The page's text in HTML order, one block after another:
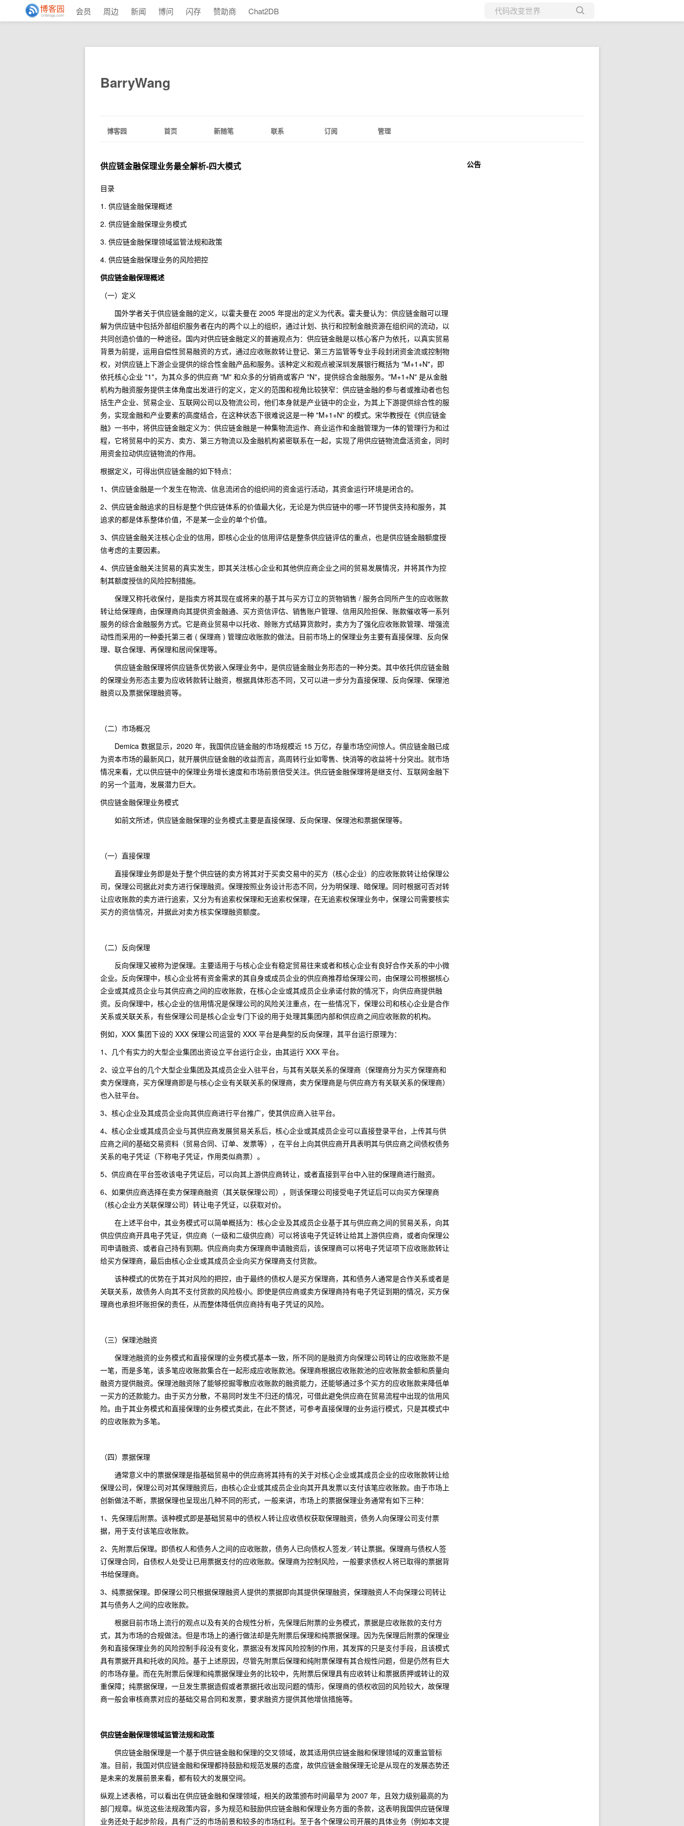
会员 周边 新闻 博问 闪存 赞助商 Chat2DB
当前博客
BarryWang
博客园 首页 新随笔 联系 订阅 管理
供应链金融保理业务最全解析-四大模式
目录
1. 供应链金融保理概述
2. 供应链金融保理业务模式
3. 供应链金融保理领域监管法规和政策
4. 供应链金融保理业务的风险把控
供应链金融保理概述
（一）定义
国外学者关于供应链金融的定义，以霍夫曼在 2005 年提出的定义为代表。霍夫曼认为：供应链金融可以理
解为供应链中包括外部组织服务者在内的两个以上的组织，通过计划、执行和控制金融资源在组织间的流动，以
共同创造价值的一种途径。国内对供应链金融定义的普遍观点为：供应链金融是以核心客户为依托，以真实贸易
背景为前提，运用自偿性贸易融资的方式，通过应收账款转让登记、第三方监管等专业手段封闭资金流或控制物
权，对供应链上下游企业提供的综合性金融产品和服务。该种定义和观点被深圳发展银行概括为 "M+1+N"，即
依托核心企业 "1"，为其众多的供应商 "M" 和众多的分销商或客户 "N"，提供综合金融服务。"M+1+N" 是从金融
机构为融资服务提供主体角度出发进行的定义，定义的范围和视角比较狭窄：供应链金融的参与者或推动者也包
括生产企业、贸易企业、互联网公司以及物流公司，他们本身就是产业链中的企业，为其上下游提供综合性的服
务，实现金融和产业要素的高度结合，在这种状态下很难说这是一种 "M+1+N" 的模式。宋华教授在《供应链金
融》一书中，将供应链金融定义为：供应链金融是一种集物流运作、商业运作和金融管理为一体的管理行为和过
程，它将贸易中的买方、卖方、第三方物流以及金融机构紧密联系在一起，实现了用供应链物流盘活资金，同时
用资金拉动供应链物流的作用。
根据定义，可得出供应链金融的如下特点：
1、供应链金融是一个发生在物流、信息流闭合的组织间的资金运行活动，其资金运行环境是闭合的。
2、供应链金融追求的目标是整个供应链体系的价值最大化，无论是为供应链中的哪一环节提供支持和服务，其
追求的都是体系整体价值，不是某一企业的单个价值。
3、供应链金融关注核心企业的信用，即核心企业的信用评估是整条供应链评估的重点，也是供应链金融额度授
信考虑的主要因素。
4、供应链金融关注贸易的真实发生，即其关注核心企业和其他供应商企业之间的贸易发展情况，并将其作为控
制其额度授信的风险控制措施。
保理又称托收保付，是指卖方将其现在或将来的基于其与买方订立的货物销售 / 服务合同所产生的应收账款
转让给保理商，由保理商向其提供资金融通、买方资信评估、销售账户管理、信用风险担保、账款催收等一系列
服务的综合金融服务方式。它是商业贸易中以托收、赊账方式结算货款时，卖方为了强化应收账款管理、增强流
动性而采用的一种委托第三者 ( 保理商 ) 管理应收账款的做法。目前市场上的保理业务主要有直接保理、反向保
理、联合保理、再保理和居间保理等。
供应链金融保理将供应链条优势嵌入保理业务中，是供应链金融业务形态的一种分类。其中依托供应链金融
的保理业务形态主要为应收转款转让融资，根据具体形态不同，又可以进一步分为直接保理、反向保理、保理池
融资以及票据保理融资等。
（二）市场概况
Demica 数据显示，2020 年，我国供应链金融的市场规模近 15 万亿，存量市场空间惊人。供应链金融已成
为资本市场的最新风口，就开展供应链金融的收益而言，高周转行业如零售、快消等的收益将十分突出。就市场
情况来看，尤以供应链中的保理业务增长速度和市场前景倍受关注。供应链金融保理将是继支付、互联网金融下
的另一个蓝海，发展潜力巨大。
供应链金融保理业务模式
如前文所述，供应链金融保理的业务模式主要是直接保理、反向保理、保理池和票据保理等。
（一）直接保理
直接保理业务即是处于整个供应链的卖方将其对于买卖交易中的买方（核心企业）的应收账款转让给保理公
司，保理公司据此对卖方进行保理融资。保理按照业务设计形态不同，分为明保理、暗保理。同时根据可否对转
让应收账款的卖方进行追索，又分为有追索权保理和无追索权保理，在无追索权保理业务中，保理公司需要核实
买方的资信情况，并据此对卖方核实保理融资额度。
（二）反向保理
反向保理又被称为逆保理。主要适用于与核心企业有稳定贸易往来或者和核心企业有良好合作关系的中小微
企业。反向保理中，核心企业将有资金需求的其自身或成员企业的供应商推荐给保理公司，由保理公司根据核心
企业或其成员企业与其供应商之间的应收账款，在核心企业或其成员企业承诺付款的情况下，向供应商提供融
资。反向保理中，核心企业的信用情况是保理公司的风险关注重点，在一些情况下，保理公司和核心企业是合作
关系或关联关系，有些保理公司是核心企业专门下设的用于处理其集团内部和供应商之间应收账款的机构。
例如，XXX 集团下设的 XXX 保理公司运营的 XXX 平台是典型的反向保理，其平台运行原理为：
1、几个有实力的大型企业集团出资设立平台运行企业，由其运行 XXX 平台。
2、设立平台的几个大型企业集团及其成员企业入驻平台，与其有关联关系的保理商（保理商分为买方保理商和
卖方保理商，买方保理商即是与核心企业有关联关系的保理商，卖方保理商是与供应商方有关联关系的保理商）
也入驻平台。
3、核心企业及其成员企业向其供应商进行平台推广，使其供应商入驻平台。
4、核心企业或其成员企业与其供应商发展贸易关系后，核心企业或其成员企业可以直接登录平台，上传其与供
应商之间的基础交易资料（贸易合同、订单、发票等），在平台上向其供应商开具表明其与供应商之间债权债务
关系的电子凭证（下称电子凭证，作用类似商票）。
5、供应商在平台签收该电子凭证后，可以向其上游供应商转让，或者直接到平台中入驻的保理商进行融资。
6、如果供应商选择在卖方保理商融资（其关联保理公司），则该保理公司接受电子凭证后可以向买方保理商
（核心企业方关联保理公司）转让电子凭证，以获取对价。
在上述平台中，其业务模式可以简单概括为：核心企业及其成员企业基于其与供应商之间的贸易关系，向其
供应供应商开具电子凭证，供应商（一级和二级供应商）可以将该电子凭证转让给其上游供应商，或者向保理公
司申请融资、或者自己持有到期。供应商向卖方保理商申请融资后，该保理商可以将电子凭证项下应收账款转让
给买方保理商，最后由核心企业或其成员企业向买方保理商支付货款。
该种模式的优势在于其对风险的把控，由于最终的债权人是买方保理商，其和债务人通常是合作关系或者是
关联关系，故债务人向其不支付货款的风险极小。即使是供应商或卖方保理商持有电子凭证到期的情况，买方保
理商也承担坏账担保的责任，从而整体降低供应商持有电子凭证的风险。
（三）保理池融资
保理池融资的业务模式和直接保理的业务模式基本一致，所不同的是融资方向保理公司转让的应收账款不是
一笔，而是多笔，该多笔应收账款集合在一起形成应收账款池。保理商根据应收账款池的应收账款金额和质量向
融资方提供融资。保理池融资除了能够挖掘零散应收账款的融资能力，还能够通过多个买方的应收账款来降低单
一买方的还款能力。由于买方分散，不易同时发生不归还的情况，可借此避免供应商在贸易流程中出现的信用风
险。由于其业务模式和直接保理的业务模式类此，在此不赘述，可参考直接保理的业务运行模式，只是其模式中
的应收账款为多笔。
（四）票据保理
通常意义中的票据保理是指基础贸易中的供应商将其持有的关于对核心企业或其成员企业的应收账款转让给
保理公司，保理公司对其保理融资后，由核心企业或其成员企业向其开具发票以支付该笔应收账款。由于市场上
创新做法不断，票据保理也呈现出几种不同的形式，一般来讲，市场上的票据保理业务通常有如下三种：
1、先保理后附票。该种模式即是基础贸易中的债权人转让应收债权获取保理融资，债务人向保理公司支付票
据，用于支付该笔应收账款。
2、先附票后保理。即债权人和债务人之间的应收账款，债务人已向债权人签发／转让票据。保理商与债权人签
订保理合同，自债权人处受让已用票据支付的应收账款。保理商为控制风险，一般要求债权人将已取得的票据背
书给保理商。
3、纯票据保理。即保理公司只根据保理融资人提供的票据即向其提供保理融资，保理融资人不向保理公司转让
其与债务人之间的应收账款。
根据目前市场上流行的观点以及有关的合规性分析，先保理后附票的业务模式，票据是应收账款的支付方
式，其为市场的合规做法。但是市场上的通行做法却是先附票后保理和纯票据保理。因为先保理后附票的保理业
务和直接保理业务的风险控制手段没有变化，票据没有发挥风险控制的作用，其发挥的只是支付手段，且该模式
具有票据开具和托收的风险。基于上述原因，尽管先附票后保理和纯附票保理有其合规性问题，但是仍然有巨大
的市场存量。而在先附票后保理和纯票据保理业务的比较中，先附票后保理具有应收转让和票据质押或转让的双
重保障；纯票据保理，一旦发生票据造假或者票据托收出现问题的情形，保理商的债权收回的风险较大，故保理
商一般会审核商票对应的基础交易合同和发票，要求融资方提供其他增信措施等。
供应链金融保理领域监管法规和政策
供应链金融保理是一个基于供应链金融和保理的交叉领域，故其适用供应链金融和保理领域的双重监管标
准。目前，我国对供应链金融和保理都持鼓励和规范发展的态度，故供应链金融保理无论是从现在的发展态势还
是未来的发展前景来看，都有较大的发展空间。
纵观上述表格，可以看出在供应链金融和保理领域，相关的政策颁布时间最早为 2007 年，且效力级别最高的为
部门规章。纵览这些法规政策内容，多为规范和鼓励供应链金融和保理业务方面的条款，这表明我国供应链保理
业务还处于起步阶段，具有广泛的市场前景和较多的市场红利。至于各个保理公司开展的具体业务（例如本文提
公告